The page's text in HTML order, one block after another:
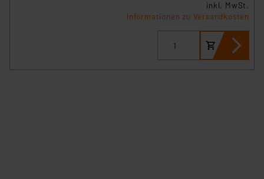
inkl. MwSt.
Informationen zu Versandkosten